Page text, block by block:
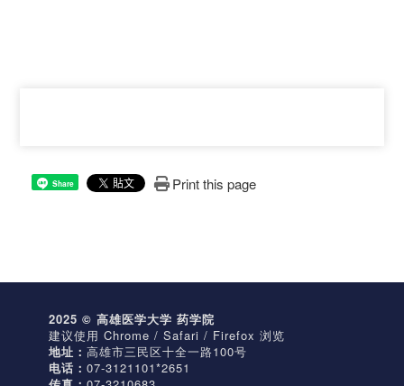
Share Print this page
2025 © 高雄医学大学 药学院
建议使用 Chrome / Safari / Firefox 浏览
地址： 高雄市三民区十全一路100号
电话： 07-3121101*2651